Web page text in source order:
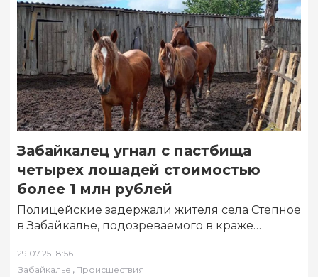
Забайкалец угнал с пастбища
четырех лошадей стоимостью
более 1 млн рублей
Полицейские задержали жителя села Степное
в Забайкалье, подозреваемого в краже
рублей. Об этом…
29.07.25 18:56
Забайкалье , Происшествия